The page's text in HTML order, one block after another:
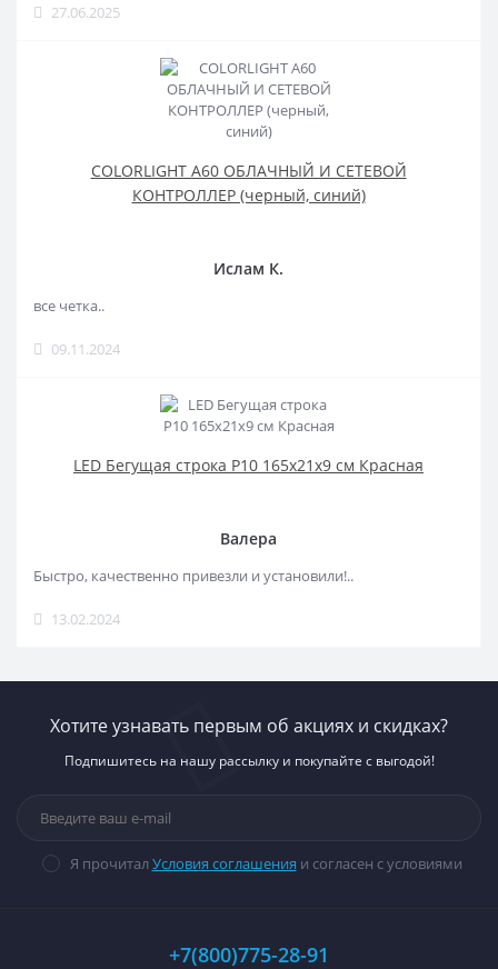
27.06.2025
COLORLIGHT A60 ОБЛАЧНЫЙ И СЕТЕВОЙ
КОНТРОЛЛЕР (черный, синий)
Ислам К.
все четка..
09.11.2024
LED Бегущая строка Р10 165x21x9 см Красная
Валера
Быстро, качественно привезли и установили!..
13.02.2024
Хотите узнавать первым об акциях и скидках?
Подпишитесь на нашу рассылку и покупайте с выгодой!
Я прочитал Условия соглашения и согласен с условиями
+7(800)775-28-91